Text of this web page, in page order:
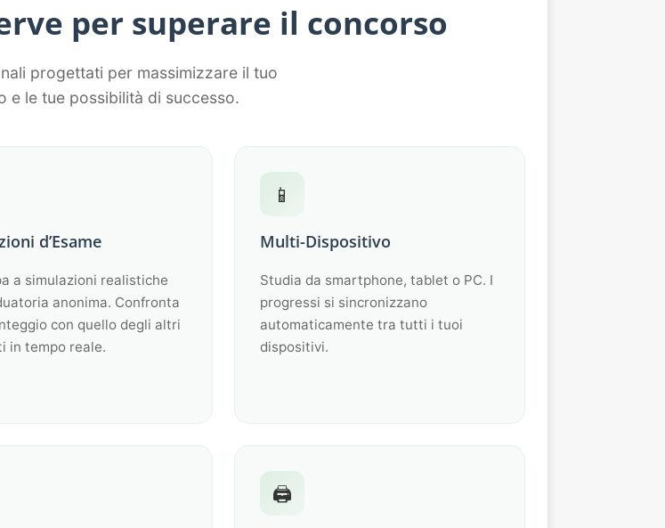
per superare il concorso
progettati per massimizzare il tuo
e le tue possibilità di successo.
d’Esame
a simulazioni realistiche
anonima. Confronta
con quello degli altri
in tempo reale.
📱
Multi-Dispositivo
Studia da smartphone, tablet o PC. I
progressi si sincronizzano
automaticamente tra tutti i tuoi
dispositivi.
🖨️